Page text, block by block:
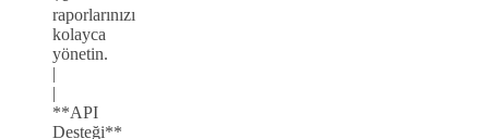
raporlarınızı
kolayca
yönetin.
|
|
**API
Desteği**